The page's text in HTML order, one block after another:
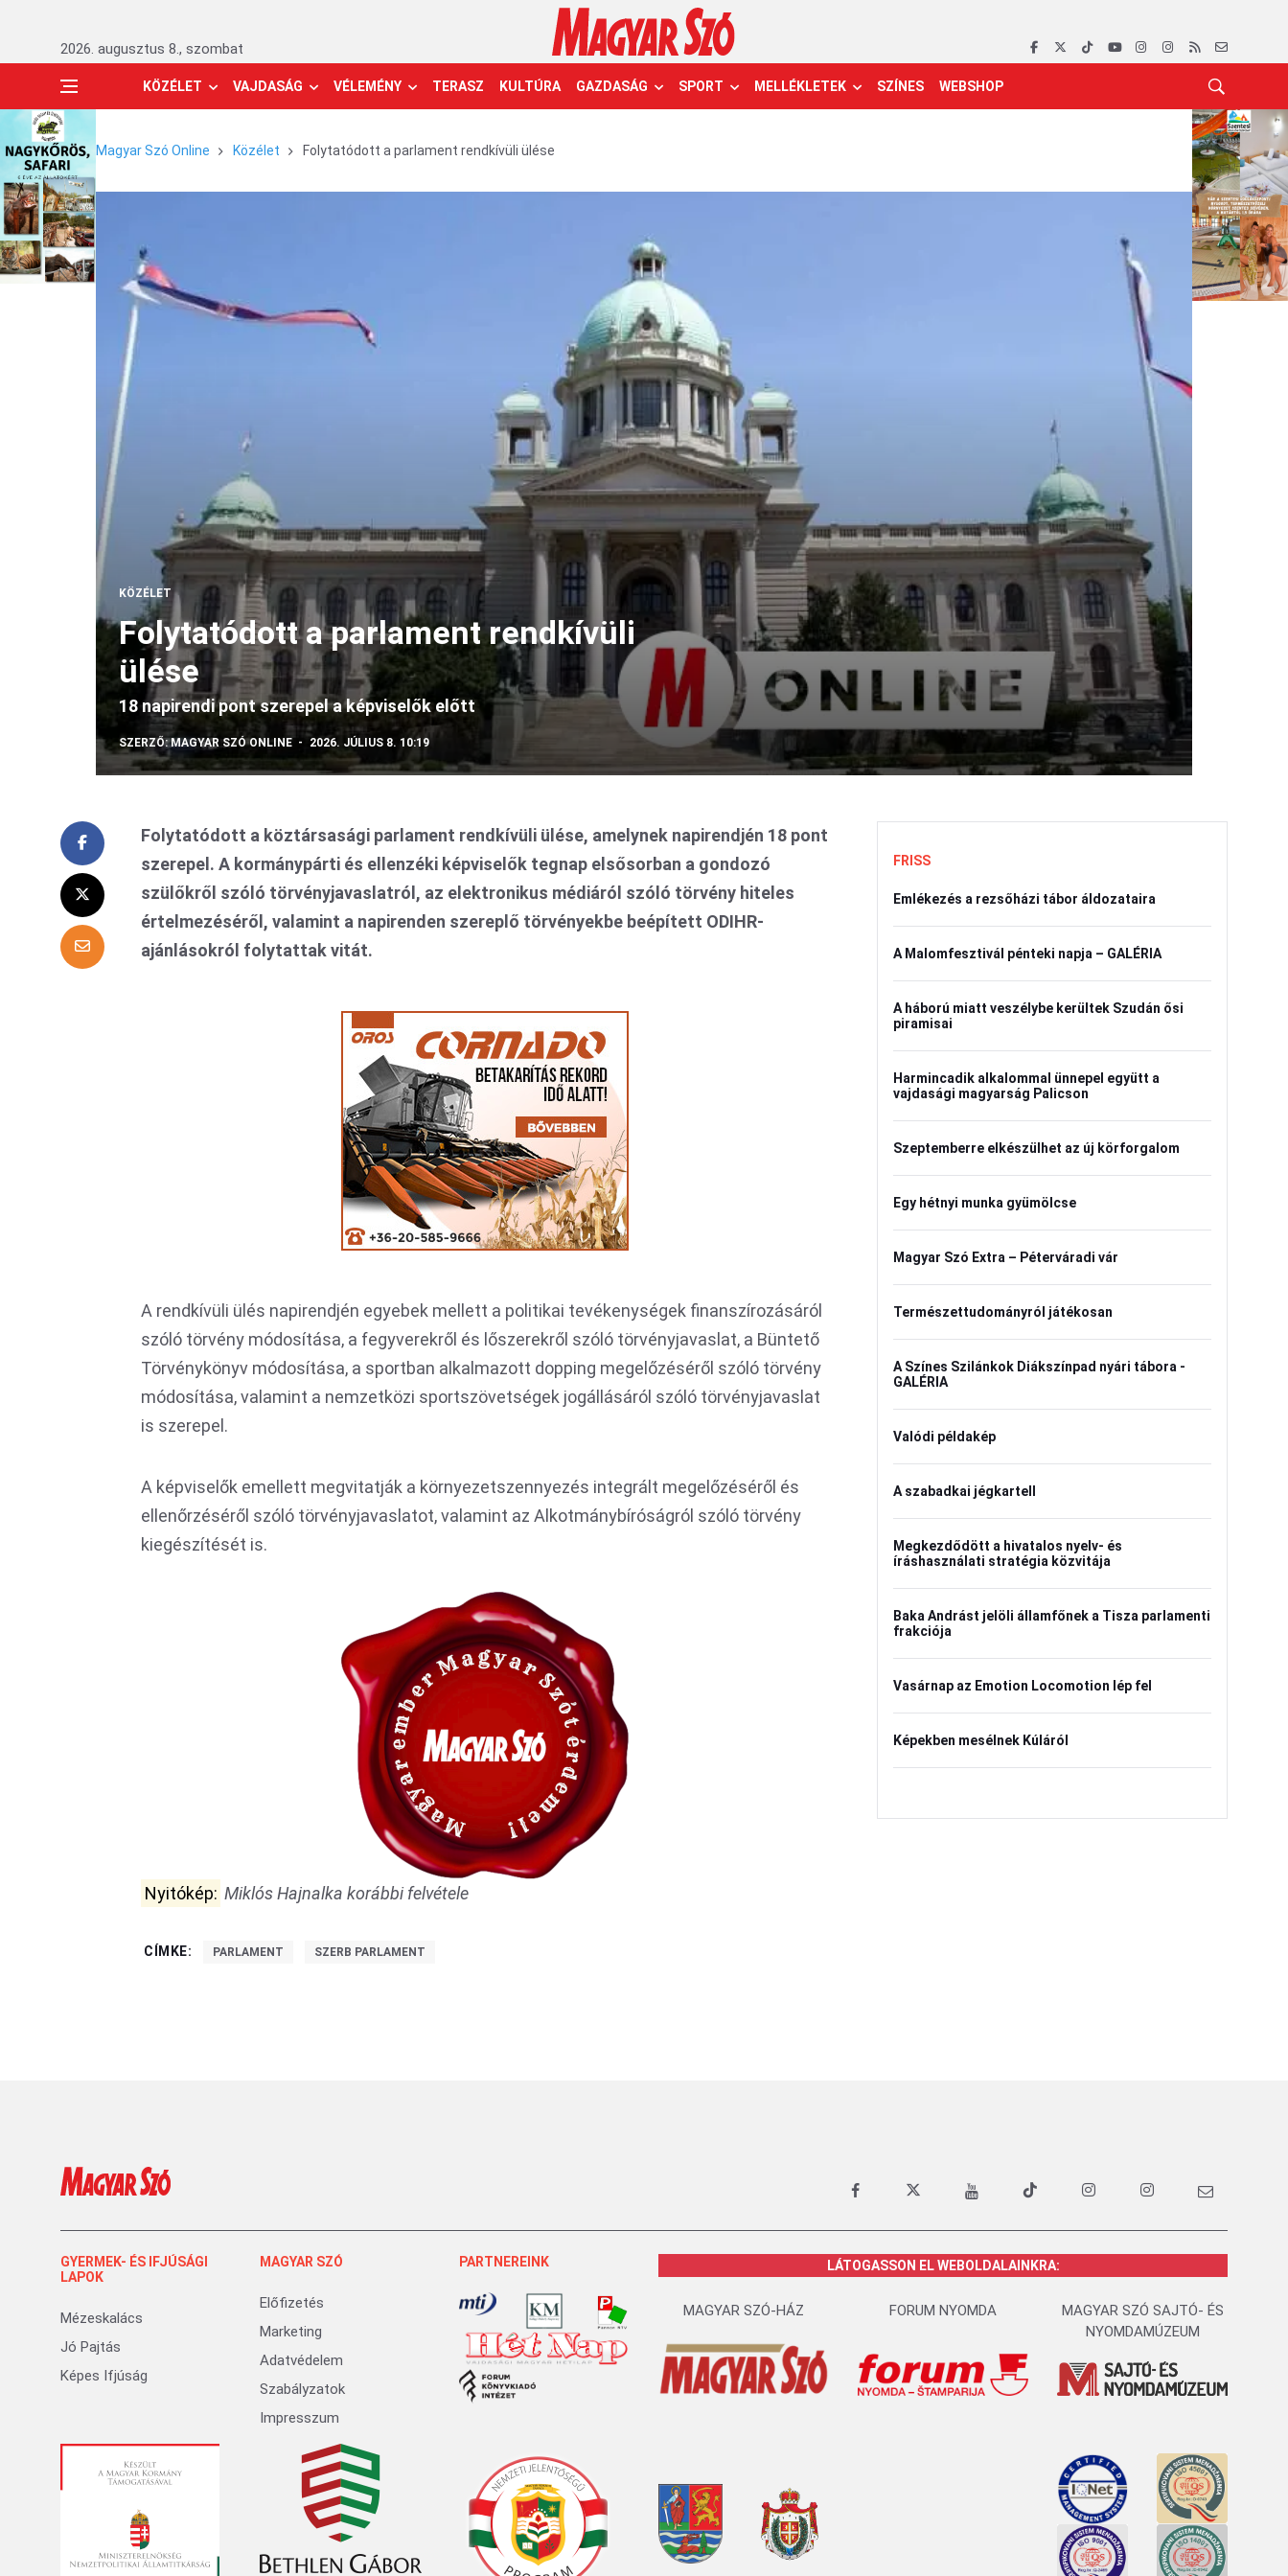
2026. augusztus 8., szombat
KÖZÉLET VAJDASÁG VÉLEMÉNY TERASZ KULTÚRA GAZDASÁG SPORT MELLÉKLETEK SZÍNES WEBSHOP
Magyar Szó Online Közélet Folytatódott a parlament rendkívüli ülése
KÖZÉLET
Folytatódott a parlament rendkívüli
ülése
18 napirendi pont szerepel a képviselők előtt
SZERZŐ:MAGYAR SZÓ ONLINE 2026. JÚLIUS 8. 10:19
Folytatódott a köztársasági parlament rendkívüli ülése, amelynek napirendjén 18 pont
szerepel. A kormánypárti és ellenzéki képviselők tegnap elsősorban a gondozó
szülőkről szóló törvényjavaslatról, az elektronikus médiáról szóló törvény hiteles
értelmezéséről, valamint a napirenden szereplő törvényekbe beépített ODIHR-
ajánlásokról folytattak vitát.
A rendkívüli ülés napirendjén egyebek mellett a politikai tevékenységek finanszírozásáról
szóló törvény módosítása, a fegyverekről és lőszerekről szóló törvényjavaslat, a Büntető
Törvénykönyv módosítása, a sportban alkalmazott dopping megelőzéséről szóló törvény
módosítása, valamint a nemzetközi sportszövetségek jogállásáról szóló törvényjavaslat
is szerepel.
A képviselők emellett megvitatják a környezetszennyezés integrált megelőzéséről és
ellenőrzéséről szóló törvényjavaslatot, valamint az Alkotmánybíróságról szóló törvény
kiegészítését is.
Nyitókép: Miklós Hajnalka korábbi felvétele
CÍMKE: PARLAMENT SZERB PARLAMENT
FRISS
Emlékezés a rezsőházi tábor áldozataira
A Malomfesztivál pénteki napja – GALÉRIA
A háború miatt veszélybe kerültek Szudán ősi
piramisai
Harmincadik alkalommal ünnepel együtt a
vajdasági magyarság Palicson
Szeptemberre elkészülhet az új körforgalom
Egy hétnyi munka gyümölcse
Magyar Szó Extra – Péterváradi vár
Természettudományról játékosan
A Színes Szilánkok Diákszínpad nyári tábora -
GALÉRIA
Valódi példakép
A szabadkai jégkartell
Megkezdődött a hivatalos nyelv- és
íráshasználati stratégia közvitája
Baka Andrást jelöli államfőnek a Tisza parlamenti
frakciója
Vasárnap az Emotion Locomotion lép fel
Képekben mesélnek Kúláról
GYERMEK- ÉS IFJÚSÁGI
LAPOK
Mézeskalács
Jó Pajtás
Képes Ifjúság
MAGYAR SZÓ
Előfizetés
Marketing
Adatvédelem
Szabályzatok
Impresszum
PARTNEREINK LÁTOGASSON EL WEBOLDALAINKRA:
MAGYAR SZÓ-HÁZ FORUM NYOMDA
MAGYAR SZÓ SAJTÓ- ÉS
NYOMDAMÚZEUM